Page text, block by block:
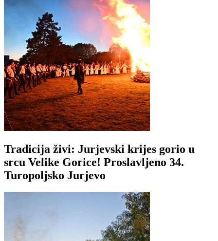
Tradicija živi: Jurjevski krijes gorio u
srcu Velike Gorice! Proslavljeno 34.
Turopoljsko Jurjevo